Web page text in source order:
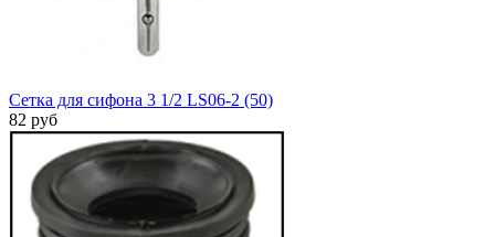
Сетка для сифона 3 1/2 LS06-2 (50)
82 руб